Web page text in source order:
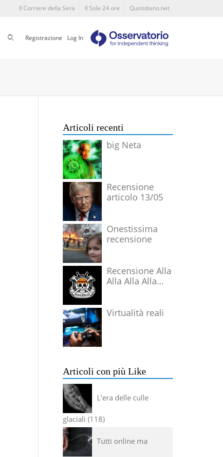
Il Corriere della Sera Il Sole 24 ore Quotidiano.net
CercaRegistrazione Log In
Articoli recenti
big Neta
Recensione
articolo 13/05
Onestissima
recensione
Recensione Alla
Alla Alla Alla
Virtualità reali
Articoli con più Like
L’era delle culle
glaciali 118
Tutti online ma